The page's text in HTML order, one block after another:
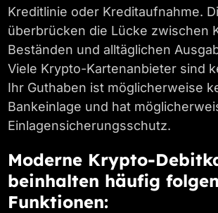
Kreditlinie oder Kreditaufnahme.
überbrücken die Lücke zwischen
Beständen und alltäglichen
Viele Krypto-Kartenanbieter sind
Ihr Guthaben ist möglicherweise
Bankeinlage und hat
Einlagensicherungsschutz.
Moderne Krypto-
beinhalten häufig
Funktionen: